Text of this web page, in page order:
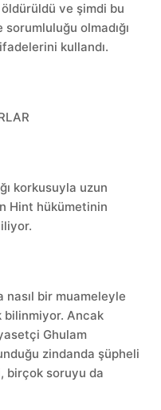
ve şimdi bu
olmadığı
kullandı.
korkusuyla uzun
Hint hükümetinin
nasıl bir muameleyle
bilinmiyor. Ancak
Ghulam
zindanda şüpheli
birçok soruyu da